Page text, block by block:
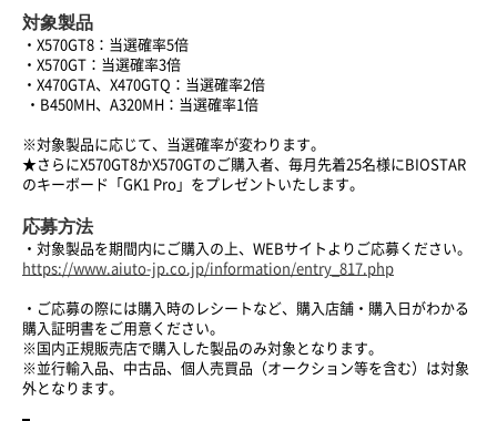
対象製品
・X570GT8：当選確率5倍
・X570GT：当選確率3倍
・X470GTA、X470GTQ：当選確率2倍
・B450MH、A320MH：当選確率1倍
※対象製品に応じて、当選確率が変わります。
★さらにX570GT8かX570GTのご購入者、毎月先着25名様にBIOSTAR
のキーボード「GK1 Pro」をプレゼントいたします。
応募方法
・対象製品を期間内にご購入の上、WEBサイトよりご応募ください。
https://www.aiuto-jp.co.jp/information/entry_817.php
・ご応募の際には購入時のレシートなど、購入店舗・購入日がわかる
購入証明書をご用意ください。
※国内正規販売店で購入した製品のみ対象となります。
※並行輸入品、中古品、個人売買品（オークション等を含む）は対象
外となります。